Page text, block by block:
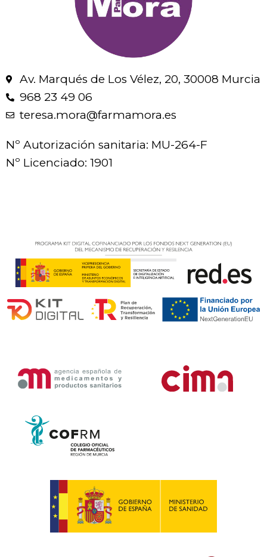
Av. Marqués de Los Vélez, 20, 30008 Murcia
968 23 49 06
teresa.mora@farmamora.es
Nº Autorización sanitaria: MU-264-F
Nº Licenciado: 1901